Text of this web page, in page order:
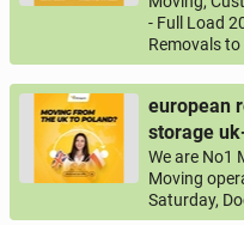
- Full Load
Removals
european
storage
We are No1
Moving
Saturday,